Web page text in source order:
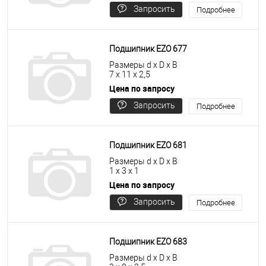
Запросить
Подробнее
Подшипник EZO 677
Размеры d x D x B
7 x 11 x 2,5
Цена по запросу
Запросить
Подробнее
Подшипник EZO 681
Размеры d x D x B
1 x 3 x 1
Цена по запросу
Запросить
Подробнее
Подшипник EZO 683
Размеры d x D x B